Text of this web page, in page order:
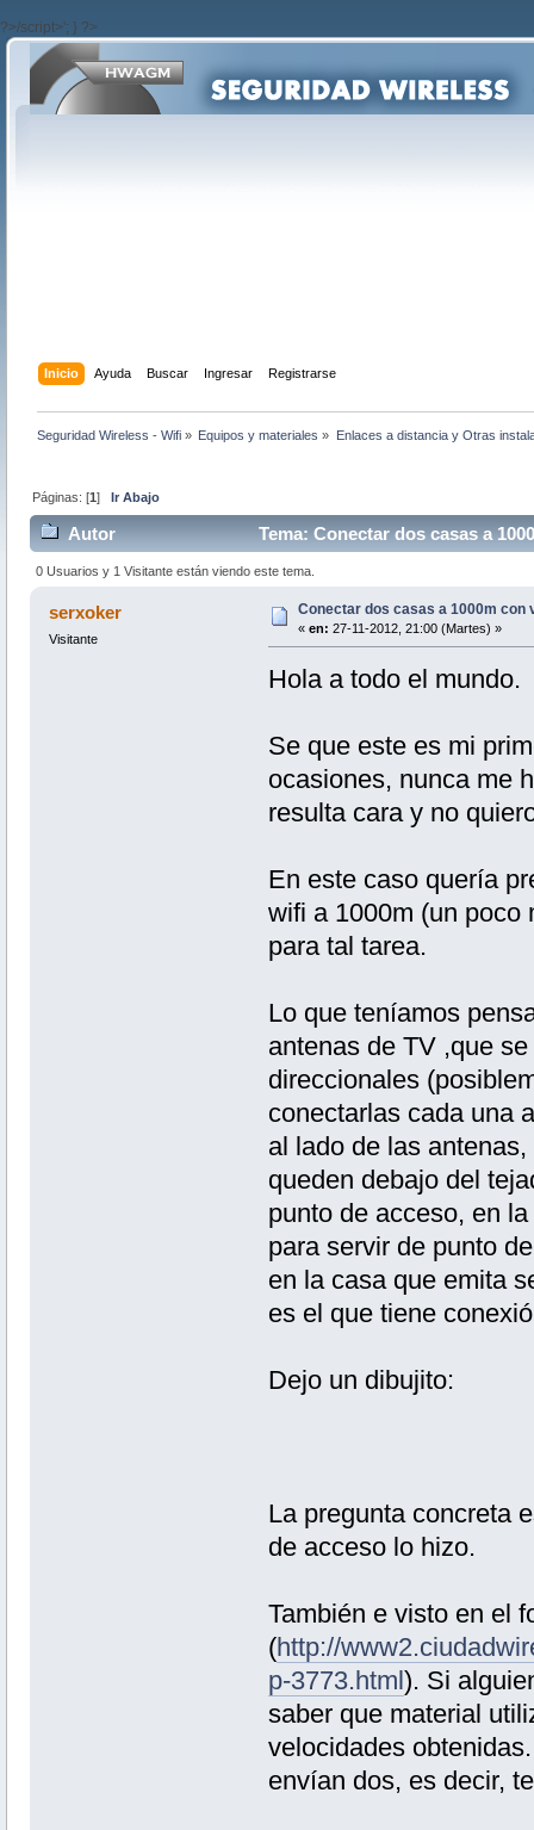
?>/script>'; } ?>
Inicio Ayuda Buscar Ingresar Registrarse
Seguridad Wireless - Wifi » Equipos y materiales » Enlaces a distancia y Otras
Páginas: [1]Ir Abajo
Autor Tema: Conectar dos casas a
0 Usuarios y 1 Visitante están viendo este tema.
serxoker
Visitante
Conectar dos casas a 1000m con
« en: 27-11-2012, 21:00 (Martes) »
Hola a todo el mundo.
Se que este es mi
ocasiones, nunca me
resulta cara y no
En este caso quería
wifi a 1000m (un poco
para tal tarea.
Lo que teníamos
antenas de TV ,que
direccionales
conectarlas cada una
al lado de las
queden debajo del
punto de acceso, en
para servir de punto
en la casa que emita
es el que tiene
Dejo un dibujito:
La pregunta concreta
de acceso lo hizo.
También e visto en el
(http://
p-3773.html). Si
saber que material
velocidades
envían dos, es decir,